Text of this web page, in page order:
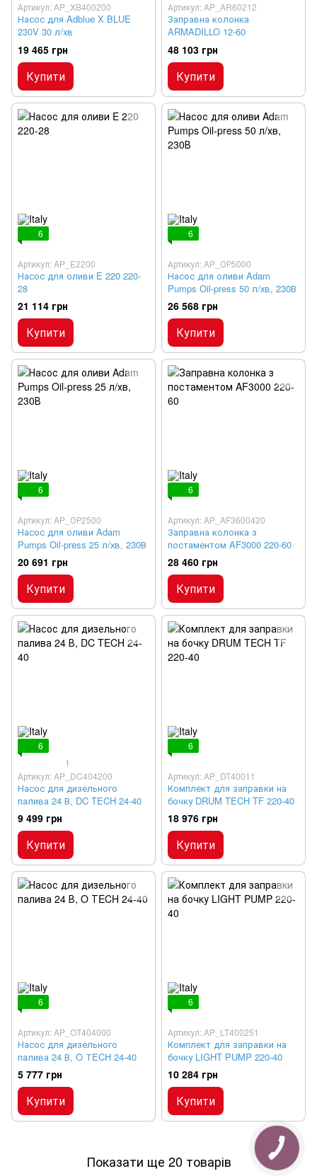
Артикул: AP_XB400200
Насос для Adblue X BLUE
230V 30 л/хв
19 465 грн
Купити
Артикул: AP_AR60212
Заправна колонка
ARMADILLO 12-60
48 103 грн
Купити
6
Артикул: AP_E2200
Насос для оливи E 220 220-
28
21 114 грн
Купити
6
Артикул: AP_ОР5000
Насос для оливи Adam
Pumps Oil-press 50 л/хв, 230В
26 568 грн
Купити
6
Артикул: AP_ОР2500
Насос для оливи Adam
Pumps Oil-press 25 л/хв, 230В
20 691 грн
Купити
6
Артикул: AP_AF3600420
Заправна колонка з
постаментом AF3000 220-60
28 460 грн
Купити
6
1
Артикул: AP_DC404200
Насос для дизельного
палива 24 В, DC TECH 24-40
9 499 грн
Купити
6
Артикул: AP_DT40011
Комплект для заправки на
бочку DRUM TECH TF 220-40
18 976 грн
Купити
6
Артикул: AP_OT404000
Насос для дизельного
палива 24 В, O ТECH 24-40
5 777 грн
Купити
6
Артикул: AP_LT400251
Комплект для заправки на
бочку LIGHT PUMP 220-40
10 284 грн
Купити
Показати ще 20 товарів